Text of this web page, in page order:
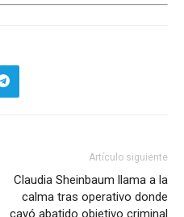
Artículo siguiente
Claudia Sheinbaum llama a la
calma tras operativo donde
cayó abatido objetivo criminal